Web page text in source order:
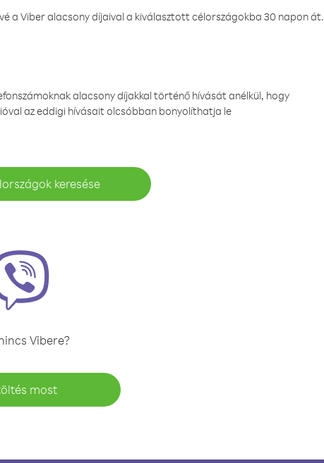
a Viber alacsony díjaival a kiválasztott célországokba 30 napon át.
alacsony díjakkal történő hívását anélkül, hogy
az eddigi hívásait olcsóbban bonyolíthatja le
keresése
Vibere?
most